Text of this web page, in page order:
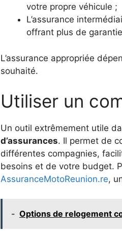
votre propre véhicule ;
L’assurance
offrant plus de
L’assurance appropriée
souhaité.
Utiliser un
Un outil extrêmement utile
d’assurances. Il permet de
différentes compagnies,
besoins et de votre budget.
AssuranceMotoReunion.re,
- Options de relogement